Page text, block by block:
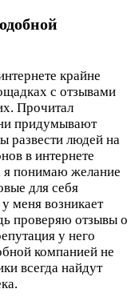
крайне
с отзывами
Прочитал
придумывают
развести людей на
в интернете
я понимаю желание
для себя
меня возникает
проверяю отзывы о
у него
компанией не
всегда найдут